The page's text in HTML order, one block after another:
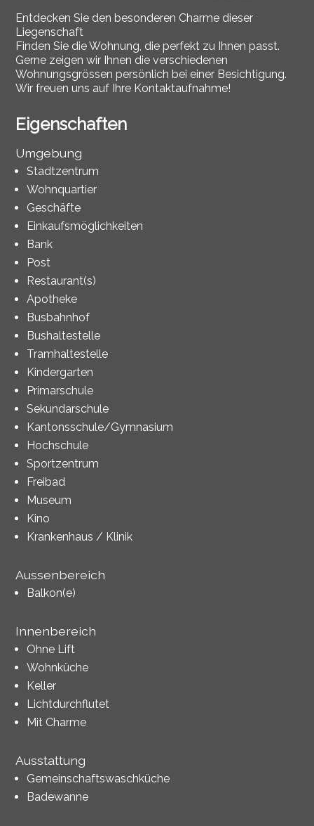
Entdecken Sie den besonderen Charme dieser
Liegenschaft
Finden Sie die Wohnung, die perfekt zu Ihnen passt.
Gerne zeigen wir Ihnen die verschiedenen
Wohnungsgrössen persönlich bei einer Besichtigung.
Wir freuen uns auf Ihre Kontaktaufnahme!
Eigenschaften
Umgebung
Stadtzentrum
Wohnquartier
Geschäfte
Einkaufsmöglichkeiten
Bank
Post
Restaurant(s)
Apotheke
Busbahnhof
Bushaltestelle
Tramhaltestelle
Kindergarten
Primarschule
Sekundarschule
Kantonsschule/Gymnasium
Hochschule
Sportzentrum
Freibad
Museum
Kino
Krankenhaus / Klinik
Aussenbereich
Balkon(e)
Innenbereich
Ohne Lift
Wohnküche
Keller
Lichtdurchflutet
Mit Charme
Ausstattung
Gemeinschaftswaschküche
Badewanne